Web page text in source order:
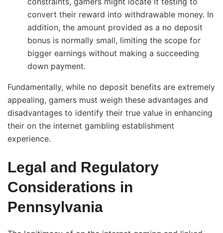
convert their reward into withdrawable money. In
addition, the amount provided as a no deposit
bonus is normally small, limiting the scope for
bigger earnings without making a succeeding
down payment.
Fundamentally, while no deposit benefits are extremely
appealing, gamers must weigh these advantages and
disadvantages to identify their true value in enhancing
their on the internet gambling establishment
experience.
Legal and Regulatory
Considerations in
Pennsylvania